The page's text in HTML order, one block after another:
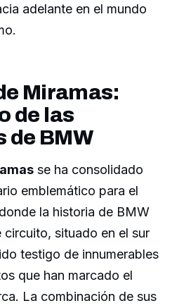
adelante en el mundo
Miramas:
de las
de BMW
se ha consolidado
emblemático para el
la historia de BMW
circuito, situado en el sur
testigo de innumerables
que han marcado el
La combinación de sus